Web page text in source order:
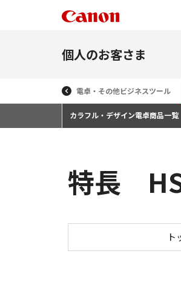
個人のお客さま
電卓・その他ビジネスツール
カラフル・デザイン電卓商品一覧
特長
ト